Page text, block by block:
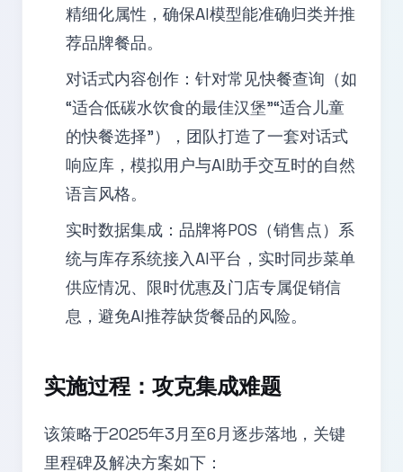
精细化属性，确保AI模型能准确归类并推
荐品牌餐品。
对话式内容创作：针对常见快餐查询（如
“适合低碳水饮食的最佳汉堡”“适合儿童
的快餐选择”），团队打造了一套对话式
响应库，模拟用户与AI助手交互时的自然
语言风格。
实时数据集成：品牌将POS（销售点）系
统与库存系统接入AI平台，实时同步菜单
供应情况、限时优惠及门店专属促销信
息，避免AI推荐缺货餐品的风险。
实施过程：攻克集成难题
该策略于2025年3月至6月逐步落地，关键
里程碑及解决方案如下：